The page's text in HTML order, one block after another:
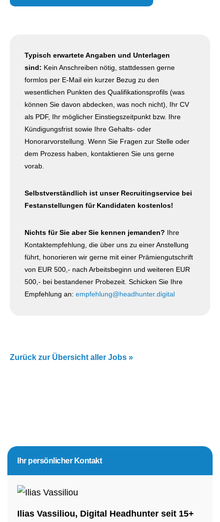
Typisch erwartete Angaben und Unterlagen
sind: Kein Anschreiben nötig, stattdessen gerne
formlos per E-Mail ein kurzer Bezug zu den
wesentlichen Punkten des Qualifikationsprofils (was
können Sie davon abdecken, was noch nicht), Ihr CV
als PDF, Ihr möglicher Einstiegszeitpunkt bzw. Ihre
Kündigungsfrist sowie Ihre Gehalts- oder
Honorarvorstellung. Wenn Sie Fragen zur Stelle oder
dem Prozess haben, kontaktieren Sie uns gerne
vorab.
Selbstverständlich ist unser Recruitingservice bei
Festanstellungen für Kandidaten kostenlos!
Nichts für Sie aber Sie kennen jemanden? Ihre
Kontaktempfehlung, die über uns zu einer Anstellung
führt, honorieren wir gerne mit einer Prämiengutschrift
von EUR 500,- nach Arbeitsbeginn und weiteren EUR
500,- bei bestandener Probezeit. Schicken Sie Ihre
Empfehlung an: empfehlung@headhunter.digital
Zurück zur Übersicht aller Jobs »
Seitenspalte
Ihr persönlicher Kontakt
Ilias Vassiliou, Digital Headhunter seit 15+